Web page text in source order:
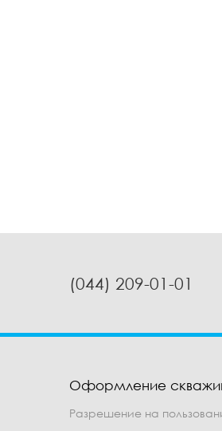
(044) 209-01-01
Оформление
Разрешение на